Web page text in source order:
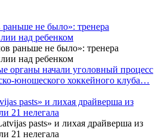
не было»: тренера
над ребенком
органы начали уголовный процесс
юношеского хоккейного клуба…
pasts» и лихая драйверша из
21 нелегала